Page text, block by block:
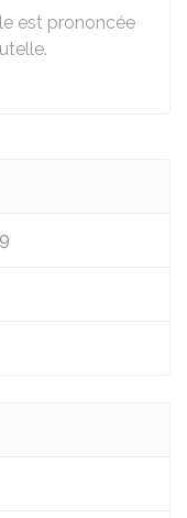
est prononcée